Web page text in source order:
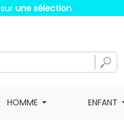
sur une sélection
HOMME ENFANT